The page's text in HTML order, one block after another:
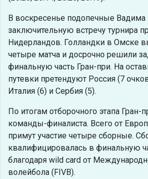
В воскресенье подопечные
заключительную встречу турнира
Нидерландов. Голландки в Омске
четыре матча и досрочно решили
финальную часть Гран-при. На
путевки претендуют Россия (7
Италия (6) и Сербия (5).
По итогам отборочного этапа Гран-
команды-финалиста. Всего от
примут участие четыре сборные.
квалифицировалась в финальную
благодаря wild card от
волейбола (FIVB).